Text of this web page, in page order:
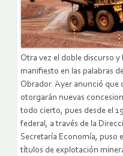
Otra vez el doble discurso
manifiesto en las palabras
Obrador. Ayer anunció que
otorgarán nuevas
todo cierto, pues desde el
federal, a través de la
Secretaría Economía, puso
títulos de explotación